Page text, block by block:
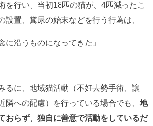
を行い、当初18匹の猫が、4匹減ったこ
設置、糞尿の始末などを行う行為は、
に沿うものになってきた」
るに、地域猫活動（不妊去勢手術、譲
隣への配慮）を行っている場合でも、 地
おらず、独自に善意で活動をしているだ